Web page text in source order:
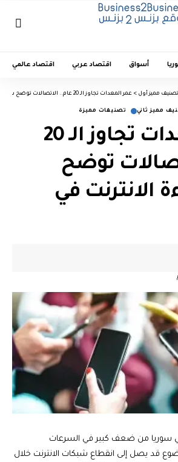
أسواق اقتصاد عربي اقتصاد عالمي
تصنيف مميز أول > عمر المعدات تجاوز الـ 20 عام.. الاتصالات توضح سبب رداءة الانترنت في سوريا
مميز ثاني تصنيفات مميزة
عمر المعدات تجاوز الـ 20
توضح
الانترنت في
سوريا من ضعف كبير في السرعات
قد يصل إلى انقطاع شبكات الانترنت خلال